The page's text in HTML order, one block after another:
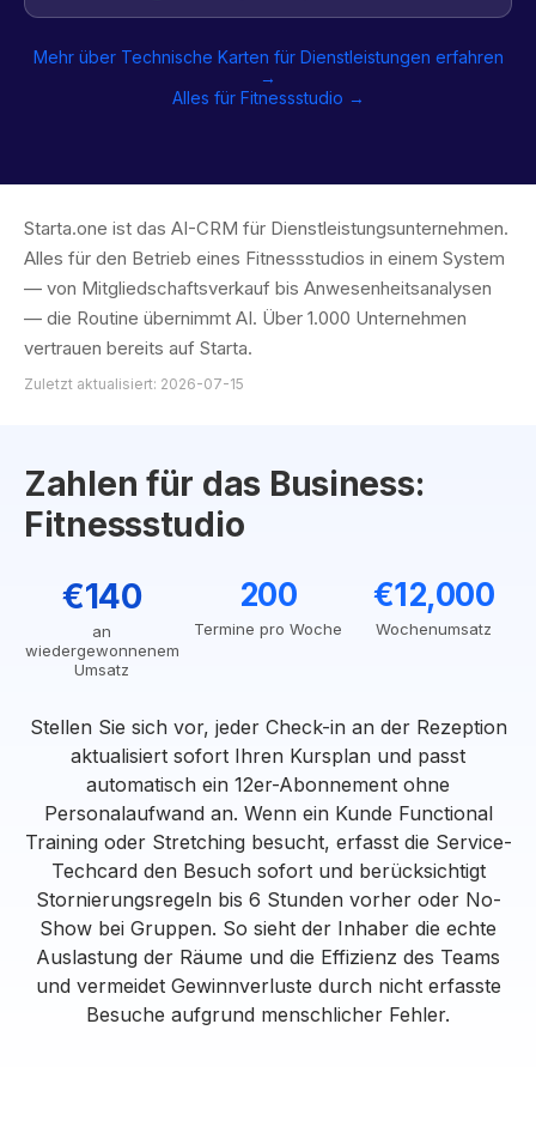
Mehr über Technische Karten für Dienstleistungen erfahren
→
Alles für Fitnessstudio →
Starta.one ist das AI-CRM für Dienstleistungsunternehmen.
Alles für den Betrieb eines Fitnessstudios in einem System
— von Mitgliedschaftsverkauf bis Anwesenheitsanalysen
— die Routine übernimmt AI. Über 1.000 Unternehmen
vertrauen bereits auf Starta.
Zuletzt aktualisiert: 2026-07-15
Zahlen für das Business:
Fitnessstudio
€140
an
wiedergewonnenem
Umsatz
200
Termine pro Woche
€12,000
Wochenumsatz
Stellen Sie sich vor, jeder Check-in an der Rezeption
aktualisiert sofort Ihren Kursplan und passt
automatisch ein 12er-Abonnement ohne
Personalaufwand an. Wenn ein Kunde Functional
Training oder Stretching besucht, erfasst die Service-
Techcard den Besuch sofort und berücksichtigt
Stornierungsregeln bis 6 Stunden vorher oder No-
Show bei Gruppen. So sieht der Inhaber die echte
Auslastung der Räume und die Effizienz des Teams
und vermeidet Gewinnverluste durch nicht erfasste
Besuche aufgrund menschlicher Fehler.